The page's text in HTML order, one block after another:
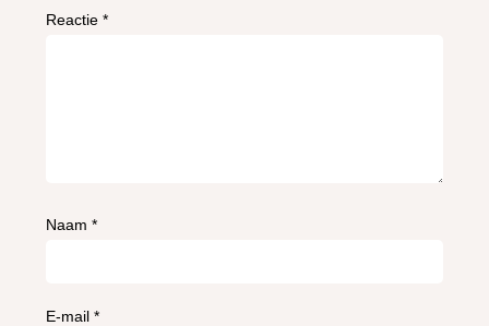
Reactie*
Naam*
E-mail*